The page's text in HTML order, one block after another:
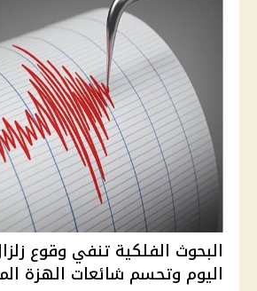
البحوث الفلكية تنفي وقوع
اليوم وتحسم شائعات الهزة